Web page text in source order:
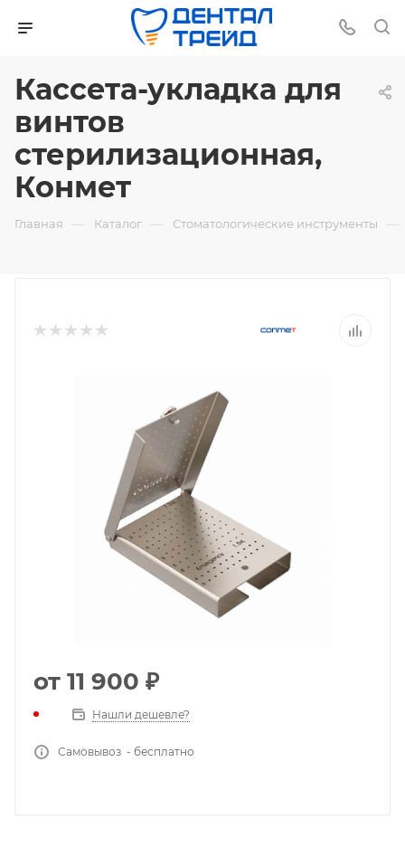
Кассета-укладка для
винтов
стерилизационная,
Конмет
Главная — Каталог — Стоматологические инструменты —
от 11 900 ₽
Нашли дешевле?
Самовывоз - бесплатно